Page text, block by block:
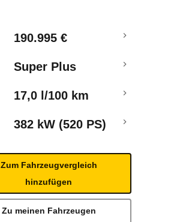
190.995 €
Super Plus
17,0 l/100 km
382 kW (520 PS)
Zum Fahrzeugvergleich
hinzufügen
Zu meinen Fahrzeugen